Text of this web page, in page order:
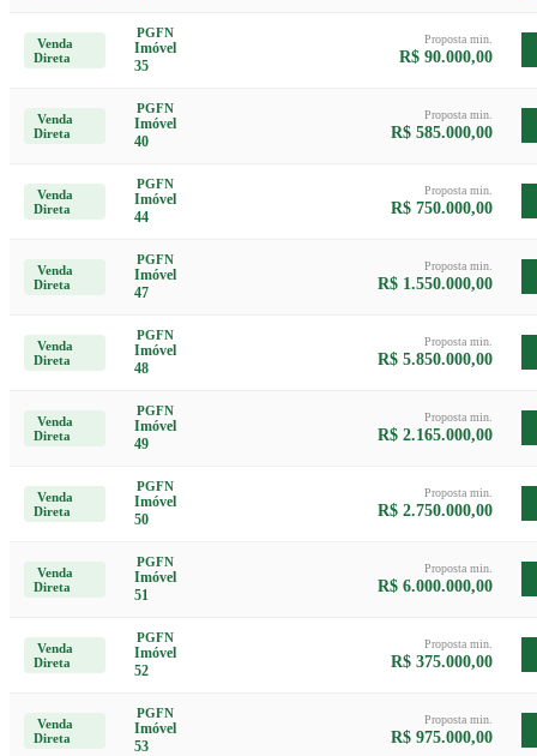
Venda
Direta
PGFN
Imóvel
35
Proposta min.
R$ 90.000,00
Venda
Direta
PGFN
Imóvel
40
Proposta min.
R$ 585.000,00
Venda
Direta
PGFN
Imóvel
44
Proposta min.
R$ 750.000,00
Venda
Direta
PGFN
Imóvel
47
Proposta min.
R$ 1.550.000,00
Venda
Direta
PGFN
Imóvel
48
Proposta min.
R$ 5.850.000,00
Venda
Direta
PGFN
Imóvel
49
Proposta min.
R$ 2.165.000,00
Venda
Direta
PGFN
Imóvel
50
Proposta min.
R$ 2.750.000,00
Venda
Direta
PGFN
Imóvel
51
Proposta min.
R$ 6.000.000,00
Venda
Direta
PGFN
Imóvel
52
Proposta min.
R$ 375.000,00
Venda
Direta
PGFN
Imóvel
53
Proposta min.
R$ 975.000,00